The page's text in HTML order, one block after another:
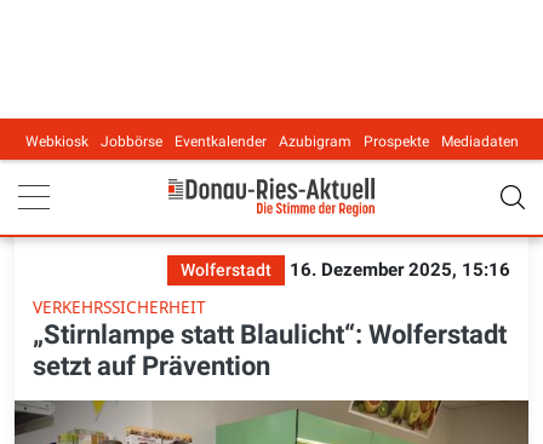
Main navigation
Webkiosk Jobbörse Eventkalender Azubigram Prospekte Mediadaten
Wolferstadt
16. Dezember 2025, 15:16
VERKEHRSSICHERHEIT
„Stirnlampe statt Blaulicht“: Wolferstadt
setzt auf Prävention